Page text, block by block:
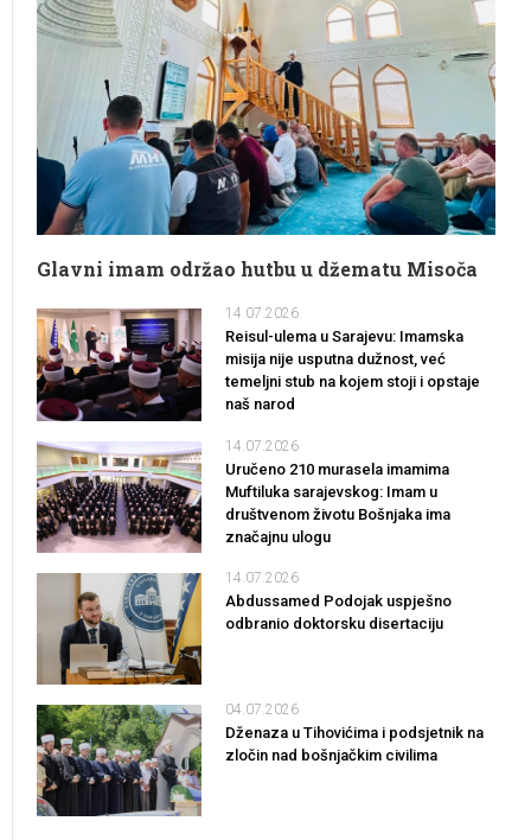
Glavni imam održao hutbu u džematu Misoča
14.07.2026
Reisul-ulema u Sarajevu: Imamska
misija nije usputna dužnost, već
temeljni stub na kojem stoji i opstaje
naš narod
14.07.2026
Uručeno 210 murasela imamima
Muftiluka sarajevskog: Imam u
društvenom životu Bošnjaka ima
značajnu ulogu
14.07.2026
Abdussamed Podojak uspješno
odbranio doktorsku disertaciju
04.07.2026
Dženaza u Tihovićima i podsjetnik na
zločin nad bošnjačkim civilima